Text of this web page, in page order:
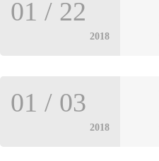
2018
01 / 22
2018
01 / 03